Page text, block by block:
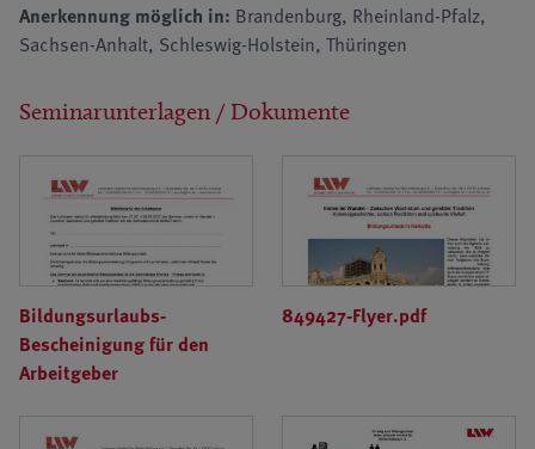
Anerkennung möglich in: Brandenburg, Rheinland-Pfalz,
Sachsen-Anhalt, Schleswig-Holstein, Thüringen
Seminarunterlagen / Dokumente
Bildungsurlaubs-
Bescheinigung für den
Arbeitgeber
849427-Flyer.pdf